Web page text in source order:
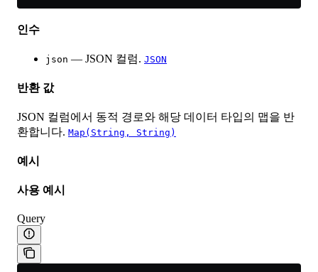
인수
json — JSON 컬럼. JSON
반환 값
JSON 컬럼에서 동적 경로와 해당 데이터 타입의 맵을 반
환합니다. Map(String, String)
예시
사용 예시
Query